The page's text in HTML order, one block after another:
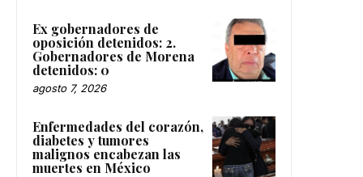
Ex gobernadores de
oposición detenidos: 2.
Gobernadores de Morena
detenidos: 0
agosto 7, 2026
Enfermedades del corazón,
diabetes y tumores
malignos encabezan las
muertes en México